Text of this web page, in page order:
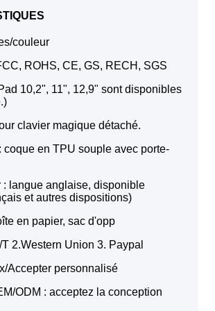
couleur
ROHS, CE, GS, RECH, SGS
10,2", 11", 12,9" sont disponibles
clavier magique détaché.
coque en TPU souple avec porte-
: langue anglaise, disponible
et autres dispositions)
en papier, sac d'opp
2.Western Union 3. Paypal
Accepter personnalisé
ODM : acceptez la conception